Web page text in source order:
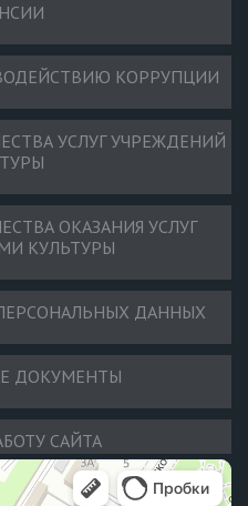
КОРРУПЦИИ
УСЛУГ УЧРЕЖДЕНИЙ
ОКАЗАНИЯ УСЛУГ
КУЛЬТУРЫ
ДАННЫХ
ДОКУМЕНТЫ
САЙТА